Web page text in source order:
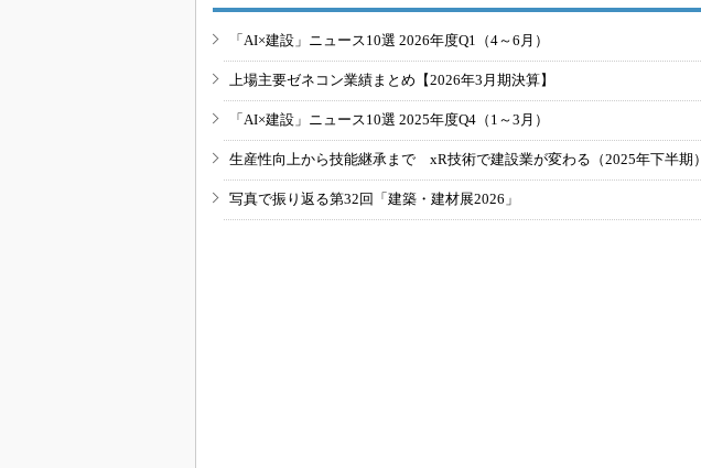
「AI×建設」ニュース10選 2026年度Q1（4～6月）
上場主要ゼネコン業績まとめ【2026年3月期決算】
「AI×建設」ニュース10選 2025年度Q4（1～3月）
生産性向上から技能継承まで xR技術で建設業が変わる（2025年下半期）
写真で振り返る第32回「建築・建材展2026」